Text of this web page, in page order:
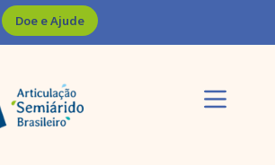
Doe e Ajude